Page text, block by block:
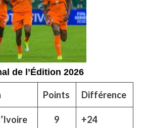
de l’Édition 2026
Points Différence
9 +24